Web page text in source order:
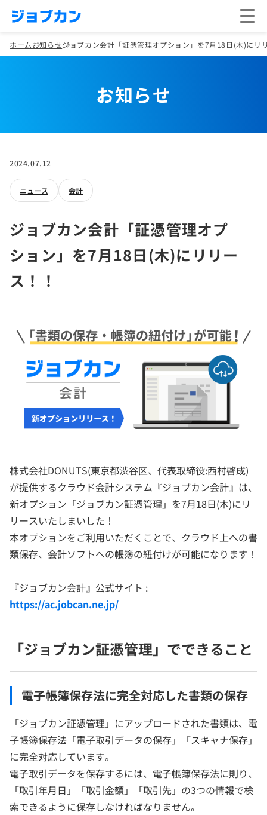
ホームお知らせジョブカン会計「証憑管理オプション」を7月18日(木)にリ
お知らせ
2024.07.12
ニュース 会計
ジョブカン会計「証憑管理オプ
ション」を7月18日(木)にリリー
ス！！
株式会社DONUTS(東京都渋谷区、代表取締役:西村啓成)
が提供するクラウド会計システム『ジョブカン会計』は、
新オプション「ジョブカン証憑管理」を7月18日(木)にリ
リースいたしまいした！
本オプションをご利用いただくことで、クラウド上への書
類保存、会計ソフトへの帳簿の紐付けが可能になります！
『ジョブカン会計』公式サイト :
https://ac.jobcan.ne.jp/
「ジョブカン証憑管理」でできること
電子帳簿保存法に完全対応した書類の保存
「ジョブカン証憑管理」にアップロードされた書類は、電
子帳簿保存法「電子取引データの保存」「スキャナ保存」
に完全対応しています。
電子取引データを保存するには、電子帳簿保存法に則り、
「取引年月日」「取引金額」「取引先」の3つの情報で検
索できるように保存しなければなりません。